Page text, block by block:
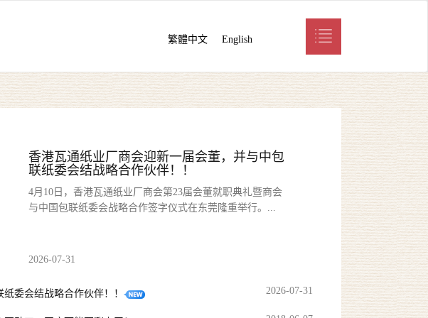
繁體中文 English
香港瓦通纸业厂商会迎新一届会董，并与中包
联纸委会结战略合作伙伴！！
4月10日，香港瓦通纸业厂商会第23届会董就职典礼暨商会
与中国包联纸委会战略合作签字仪式在东莞隆重举行。...
2026-07-31
委会结战略合作伙伴！！ 2026-07-31